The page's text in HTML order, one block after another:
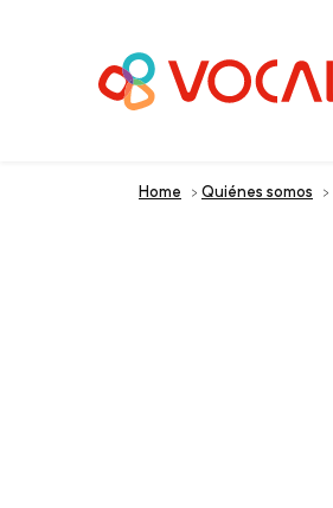
Home > Quiénes somos >